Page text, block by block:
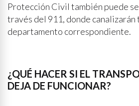
Protección Civil también puede
través del 911, donde canalizarán
departamento correspondiente.
¿QUÉ HACER SI EL
DEJA DE FUNCIONAR?